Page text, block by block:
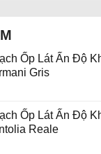
Ốp Lát Ấn Độ
Gris
Ốp Lát Ấn Độ
Reale